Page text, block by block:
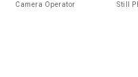
Camera Operator Still